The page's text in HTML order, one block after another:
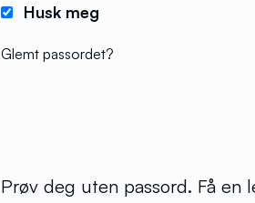
Husk meg
Glemt passordet?
Prøv deg uten passord. Få en